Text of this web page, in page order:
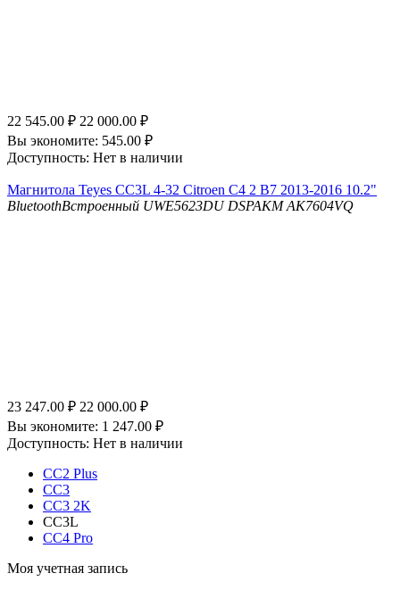
22 545.00 ₽ 22 000.00 ₽
Вы экономите: 545.00 ₽
Доступность: Нет в наличии
Магнитола Teyes CC3L 4-32 Citroen C4 2 B7 2013-2016 10.2"
BluetoothВстроенный UWE5623DU DSPAKM AK7604VQ
23 247.00 ₽ 22 000.00 ₽
Вы экономите: 1 247.00 ₽
Доступность: Нет в наличии
CC2 Plus
CC3
CC3 2K
CC3L
CC4 Pro
Моя учетная запись